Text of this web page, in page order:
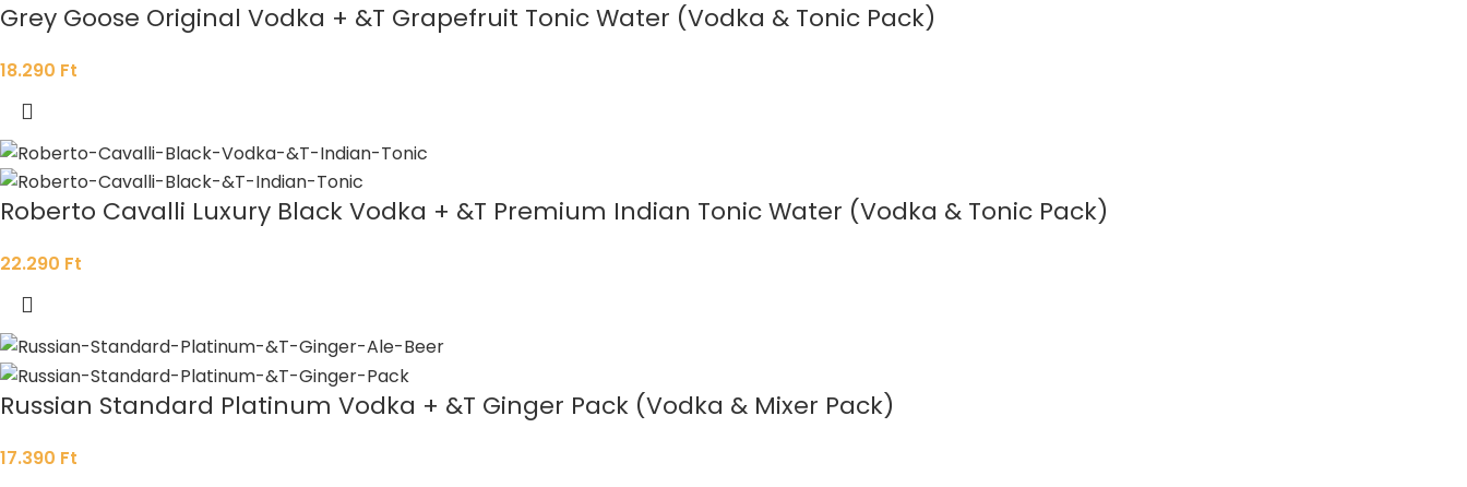
Grey Goose Original Vodka + &T Grapefruit Tonic Water (Vodka & Tonic Pack)
18.290 Ft
Roberto Cavalli Luxury Black Vodka + &T Premium Indian Tonic Water (Vodka & Tonic Pack)
22.290 Ft
Russian Standard Platinum Vodka + &T Ginger Pack (Vodka & Mixer Pack)
17.390 Ft